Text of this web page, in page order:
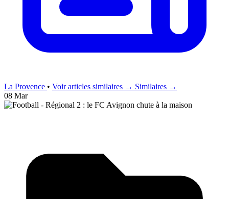
La Provence • Voir articles similaires → Similaires →
08 Mar